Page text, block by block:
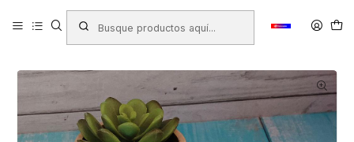
Productos COTILLÓN Sorpresas
TIMBRE ANIMALES TILIBRA